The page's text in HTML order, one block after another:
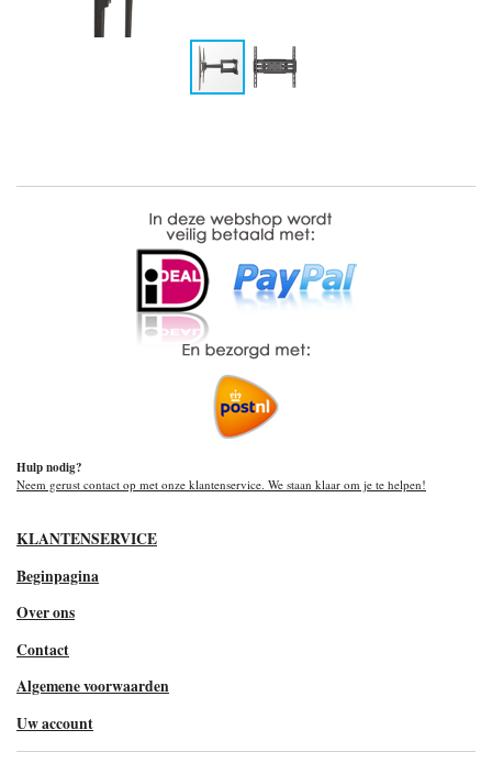
Hulp nodig?
Neem gerust contact op met onze klantenservice. We staan klaar om je te helpen!
KLANTENSERVICE
Beginpagina
Over ons
Contact
Algemene voorwaarden
Uw account